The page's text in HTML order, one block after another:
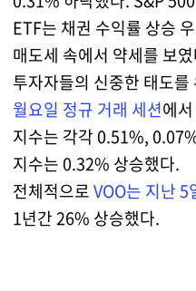
ETF는 채권 수익률 상승
매도세 속에서 약세를 보
투자자들의 신중한 태도를
월요일 정규 거래 세션에
지수는 각각 0.51%,
지수는 0.32% 상승했다.
전체적으로VOO는 지난
1년간 26% 상승했다.